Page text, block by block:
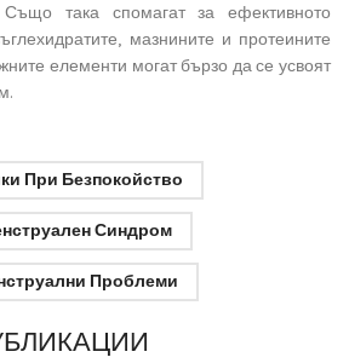
така спомагат за ефективното
мазнините и протеините
елементи могат бързо да се усвоят
При Безпокойство
Синдром
Проблеми